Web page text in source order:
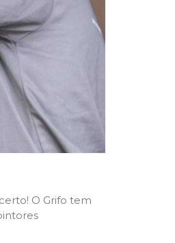
O Grifo tem